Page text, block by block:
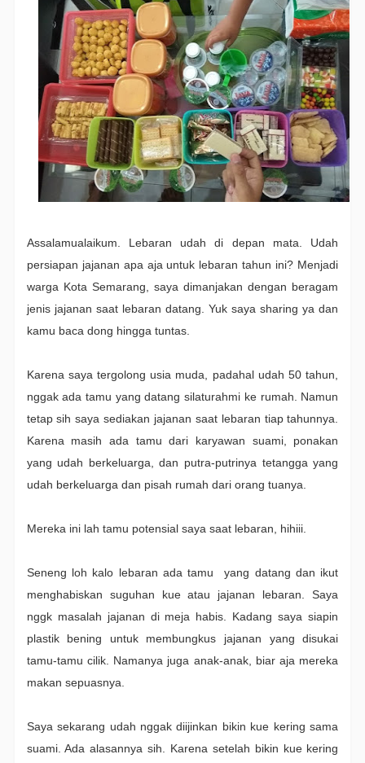
Assalamualaikum. Lebaran udah di depan mata. Udah
persiapan jajanan apa aja untuk lebaran tahun ini? Menjadi
warga Kota Semarang, saya dimanjakan dengan beragam
jenis jajanan saat lebaran datang. Yuk saya sharing ya dan
kamu baca dong hingga tuntas.
Karena saya tergolong usia muda, padahal udah 50 tahun,
nggak ada tamu yang datang silaturahmi ke rumah. Namun
tetap sih saya sediakan jajanan saat lebaran tiap tahunnya.
Karena masih ada tamu dari karyawan suami, ponakan
yang udah berkeluarga, dan putra-putrinya tetangga yang
udah berkeluarga dan pisah rumah dari orang tuanya.
Mereka ini lah tamu potensial saya saat lebaran, hihiii.
Seneng loh kalo lebaran ada tamu yang datang dan ikut
menghabiskan suguhan kue atau jajanan lebaran. Saya
nggk masalah jajanan di meja habis. Kadang saya siapin
plastik bening untuk membungkus jajanan yang disukai
tamu-tamu cilik. Namanya juga anak-anak, biar aja mereka
makan sepuasnya.
Saya sekarang udah nggak diijinkan bikin kue kering sama
suami. Ada alasannya sih. Karena setelah bikin kue kering